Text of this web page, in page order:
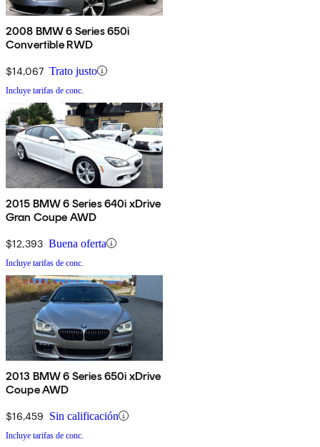
2008 BMW 6 Series 650i
Convertible RWD
$14,067 Trato justo
Incluye tarifas de conc.
2015 BMW 6 Series 640i xDrive
Gran Coupe AWD
$12,393 Buena oferta
Incluye tarifas de conc.
2013 BMW 6 Series 650i xDrive
Coupe AWD
$16,459 Sin calificación
Incluye tarifas de conc.